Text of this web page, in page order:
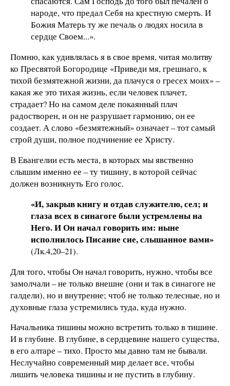
народе, что предал Себя на крестную смерть. И
Божия Матерь ту же печаль о людях носила в
сердце Своем...».
Помню, как удивлялась я в свое время, читая молитву
ко Пресвятой Богородице «Приведи мя, грешнаго, к
тихой безмятежной жизни, да плачуся о гресех моих» –
какая же это тихая жизнь, если человек плачет,
страдает? Но на самом деле покаянный плач
радостворен, и он не разрушает гармонию, он ее
создает. А слово «безмятежный» означает – тот самый
строй души, полное подчинение ее Христу.
В Евангелии есть места, в которых мы явственно
слышим именно ее – ту тишину, в которой сейчас
должен возникнуть Его голос.
«И, закрыв книгу и отдав служителю, сел; и
глаза всех в синагоге были устремлены на
Него. И Он начал говорить им: ныне
исполнилось Писание сие, слышанное вами»
(Лк.4,20–21).
Для того, чтобы Он начал говорить, нужно, чтобы все
замолчали – не только внешне (они и так в синагоге не
галдели), но и внутренне; чтоб не только телесные, но и
духовные глаза устремились туда, куда нужно.
Начальника тишины можно встретить только в тишине.
И в глубине. В глубине, в сердцевине нашего существа,
в его алтаре – тихо. Просто мы давно там не бывали.
Неслучайно современный мир делает все, чтобы
лишить человека тишины и не пустить в глубину.